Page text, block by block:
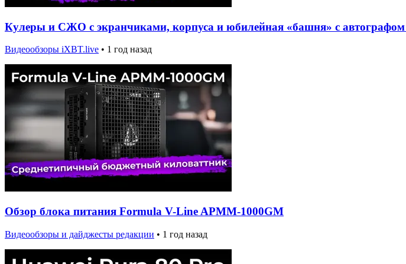
Кулеры и СЖО с экранчиками, корпуса и юбилейная «башня» с автографом
Видеообзоры iXBT.live • 1 год назад
Обзор блока питания Formula V-Line APMM-1000GM
Видеообзоры и дайджесты редакции • 1 год назад